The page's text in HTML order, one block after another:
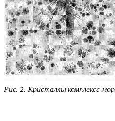
Рис. 2. Кристаллы комплекса